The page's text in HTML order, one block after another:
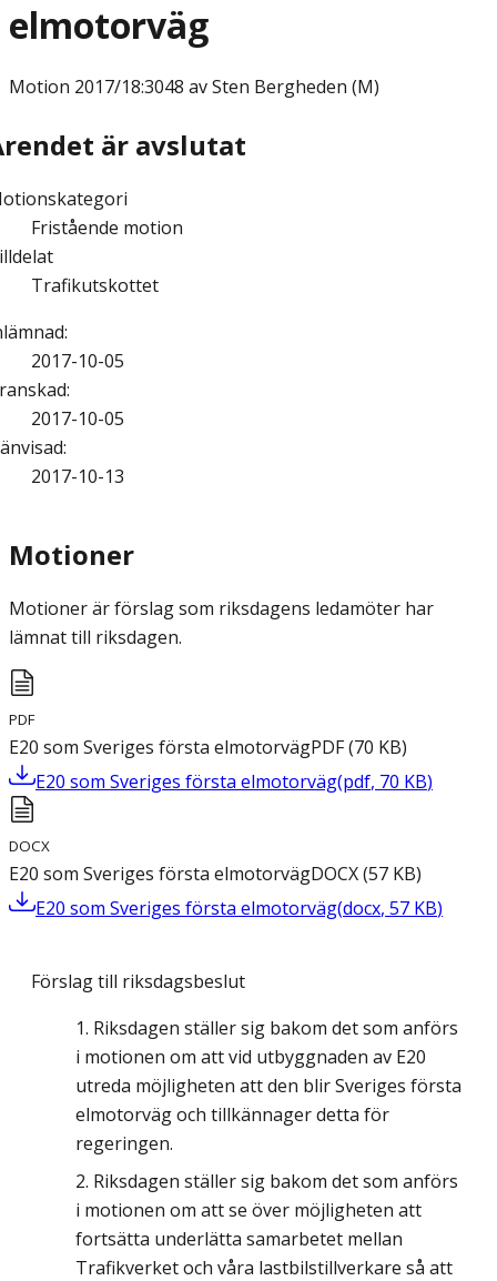
elmotorväg
Motion 2017/18:3048 av Sten Bergheden (M)
är avslutat
Fristående motion
Trafikutskottet
:
2017-10-05
:
2017-10-05
:
2017-10-13
Motioner
Motioner är förslag som riksdagens ledamöter har
lämnat till riksdagen.
PDF
E20 som Sveriges första elmotorvägPDF(70 KB)
E20 som Sveriges första elmotorväg(pdf, 70 KB)
DOCX
E20 som Sveriges första elmotorvägDOCX(57 KB)
E20 som Sveriges första elmotorväg(docx, 57 KB)
Förslag till riksdagsbeslut
Riksdagen ställer sig bakom det som anförs
i motionen om att vid utbyggnaden av E20
utreda möjligheten att den blir Sveriges första
elmotorväg och tillkännager detta för
regeringen.
Riksdagen ställer sig bakom det som anförs
i motionen om att se över möjligheten att
fortsätta underlätta samarbetet mellan
Trafikverket och våra lastbilstillverkare så att